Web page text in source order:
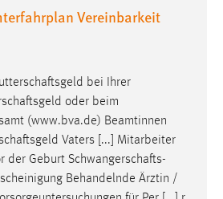
Vereinbarkeit
bei Ihrer
oder beim
(www.bva.de) Beamtinnen
Vaters [...] Mitarbeiter
der Geburt Schwangerschafts-
Behandelnde Ärztin /